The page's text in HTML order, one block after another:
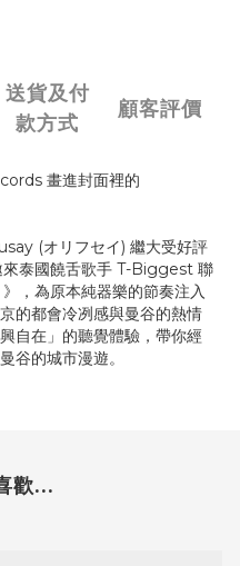
送貨及付
款方式
顧客評價
畫進封面裡的
(オリフセイ) 繼大受好評
泰國饒舌歌手 T-Biggest 聯
，為原本純器樂的節奏注入
的都會冷冽感與曼谷的熱情
自在」的聽覺體驗，帶你經
谷的城市漫遊。
歡...